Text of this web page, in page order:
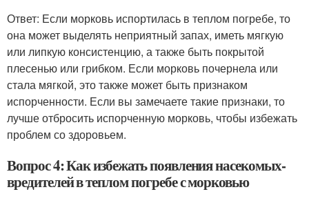
Ответ: Если морковь испортилась в теплом погребе, то
она может выделять неприятный запах, иметь мягкую
или липкую консистенцию, а также быть покрытой
плесенью или грибком. Если морковь почернела или
стала мягкой, это также может быть признаком
испорченности. Если вы замечаете такие признаки, то
лучше отбросить испорченную морковь, чтобы избежать
проблем со здоровьем.
Вопрос 4: Как избежать появления насекомых-
вредителей в теплом погребе с морковью